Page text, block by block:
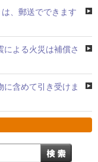
、郵送でできます
による火災は補償さ
に含めて引き受けま